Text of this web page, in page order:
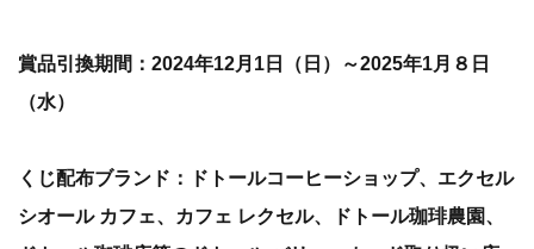
賞品引換期間：2024年12月1日（日）～2025年1月８日
（水）
くじ配布ブランド：ドトールコーヒーショップ、エクセル
シオール カフェ、カフェ レクセル、ドトール珈琲農園、